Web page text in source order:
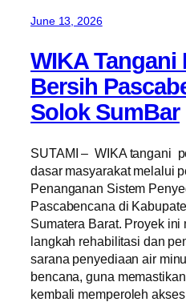
June 13, 2026
WIKA Tangani
Bersih
Solok SumBar
SUTAMI – WIKA tangani
dasar masyarakat melalui
Penanganan Sistem
Pascabencana di
Sumatera Barat. Proyek
langkah rehabilitasi dan
sarana penyediaan air
bencana, guna
kembali memperoleh